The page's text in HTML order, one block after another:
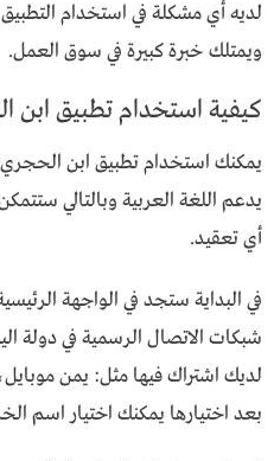
لديه أي مشكلة في استخدام
ويمتلك خبرة كبيرة في سوق العمل.
كيفية استخدام تطبيق ابن
يمكنك استخدام تطبيق ابن
يدعم اللغة العربية وبالتالي
أي تعقيد.
في البداية ستجد في الواجهة
شبكات الاتصال الرسمية في دولة
بعد اختيارها يمكنك اختيار اسم